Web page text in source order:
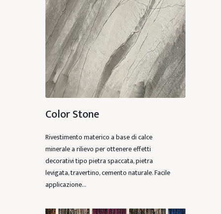
Color Stone
Rivestimento materico a base di calce
minerale a rilievo per ottenere effetti
decorativi tipo pietra spaccata, pietra
levigata, travertino, cemento naturale. Facile
applicazione…